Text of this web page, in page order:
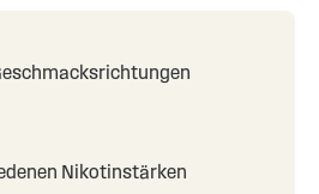
Nikotinstärken